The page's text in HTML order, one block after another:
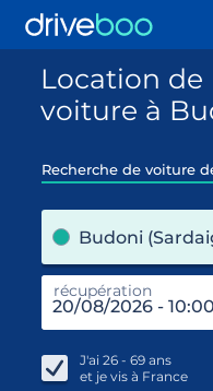
Location de
voiture à
Recherche de voiture
Budoni
récupération
J'ai 26 - 69 ans
et je vis à France